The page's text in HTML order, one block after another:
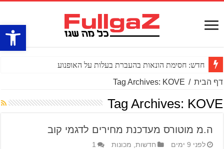
פתח
חדש: חסימת הונאות בהעברת בעלות על האופנוע
דף הבית /
Tag Archives: KOVE
Tag Archives: KOVE
ה.מ מוטורס מעדכנת מחירים לדגמי קוב
לפני 9 ימים חדשות מכונות 1